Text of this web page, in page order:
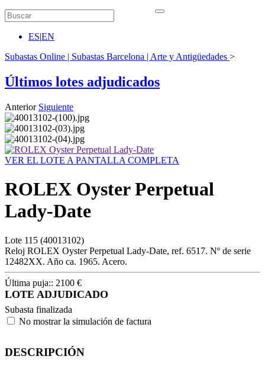
ES|EN
Subastas Online | Subastas Barcelona | Arte y Antigüedades >
Últimos lotes adjudicados
Anterior Siguiente
VER EL LOTE A PANTALLA COMPLETA
ROLEX Oyster Perpetual
Lady-Date
Lote 115 (40013102)
Reloj ROLEX Oyster Perpetual Lady-Date, ref. 6517. Nº de serie
12482XX. Año ca. 1965. Acero.
Última puja:: 2100 €
LOTE ADJUDICADO
Subasta finalizada
No mostrar la simulación de factura
DESCRIPCIÓN